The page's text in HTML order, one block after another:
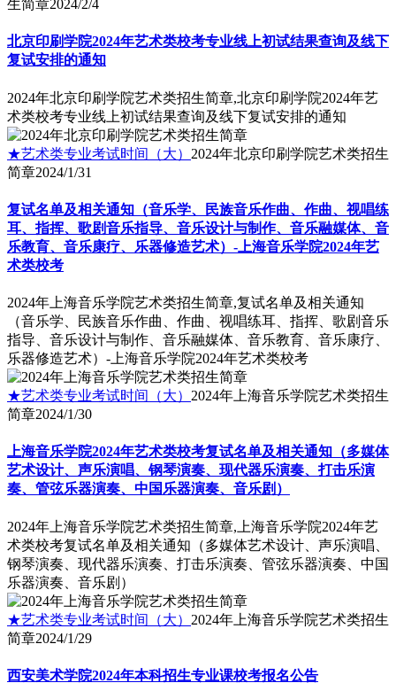
生简章2024/2/4
北京印刷学院2024年艺术类校考专业线上初试结果查询及线下
复试安排的通知
2024年北京印刷学院艺术类招生简章,北京印刷学院2024年艺
术类校考专业线上初试结果查询及线下复试安排的通知
★艺术类专业考试时间（大） 2024年北京印刷学院艺术类招生
简章2024/1/31
复试名单及相关通知（音乐学、民族音乐作曲、作曲、视唱练
耳、指挥、歌剧音乐指导、音乐设计与制作、音乐融媒体、音
乐教育、音乐康疗、乐器修造艺术）-上海音乐学院2024年艺
术类校考
2024年上海音乐学院艺术类招生简章,复试名单及相关通知
（音乐学、民族音乐作曲、作曲、视唱练耳、指挥、歌剧音乐
指导、音乐设计与制作、音乐融媒体、音乐教育、音乐康疗、
乐器修造艺术）-上海音乐学院2024年艺术类校考
★艺术类专业考试时间（大） 2024年上海音乐学院艺术类招生
简章2024/1/30
上海音乐学院2024年艺术类校考复试名单及相关通知（多媒体
艺术设计、声乐演唱、钢琴演奏、现代器乐演奏、打击乐演
奏、管弦乐器演奏、中国乐器演奏、音乐剧）
2024年上海音乐学院艺术类招生简章,上海音乐学院2024年艺
术类校考复试名单及相关通知（多媒体艺术设计、声乐演唱、
钢琴演奏、现代器乐演奏、打击乐演奏、管弦乐器演奏、中国
乐器演奏、音乐剧）
★艺术类专业考试时间（大） 2024年上海音乐学院艺术类招生
简章2024/1/29
西安美术学院2024年本科招生专业课校考报名公告